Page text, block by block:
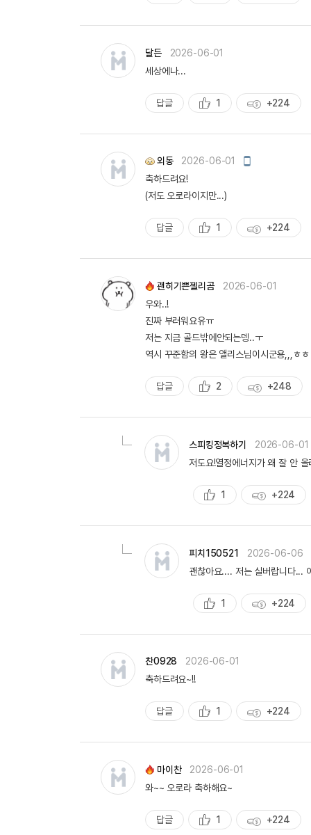
추
천
획
득
달든
2026-06-01
세상에나...
답글
추
1
획
+224
외동 2026-06-01
모
축하드려요!
(저도 오로라이지만...)
답글
추
천
1
획
득
+224
괜히기쁜젤리곰
2026-06-01
우와..!
진짜 부러워요유ㅠ
저는 지금 골드밖에안되는뎅..ㅜ
역시 꾸준함의 왕은 앨리스님이시군용,,,ㅎㅎ
답글
추
천
2
획
득
+248
스피킹정복하기
2026-06-01
저도요!열정에너지가 왜 잘 안
추
천
1
획
득
+224
피치150521
2026-06-06
괜찮아요.... 저는 실버랍니다...
추
1
획
+224
찬0928
2026-06-01
축하드려요~!!
답글
추
천
1
획
득
+224
마이찬
2026-06-01
와~~ 오로라 축하해요~
답글
추
1
획
+224